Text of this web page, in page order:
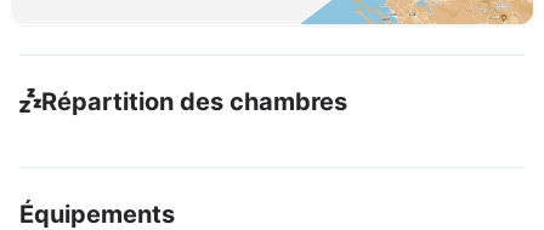
Répartition des chambres
Équipements